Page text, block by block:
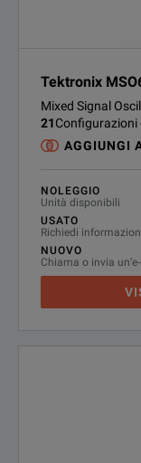
Tektronix
Mixed Signal
21Configurazioni
AGGIUNGI
NOLEGGIO
Unità disponibili
USATO
Richiedi
NUOVO
Chiama o invia